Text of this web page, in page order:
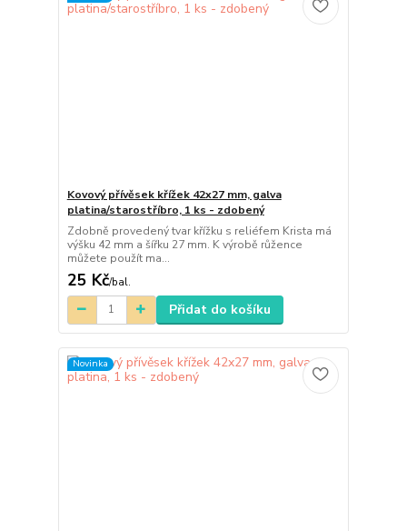
Kovový přívěsek křížek 42x27 mm, galva
platina/starostříbro, 1 ks - zdobený
Zdobně provedený tvar křížku s reliéfem Krista má
výšku 42 mm a šířku 27 mm. K výrobě růžence
můžete použít ma...
25 Kč/bal.
Přidat do košíku
Novinka